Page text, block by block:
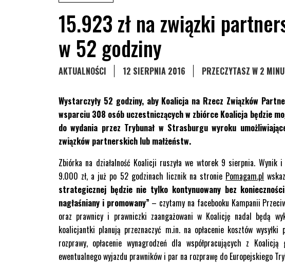
15.923 zł na związki
w 52 godziny
STRONA KATEGORII WPISÓW
AKTUALNOŚCI 12 SIERPNIA 2016 PRZECZYTASZ W 2
Wystarczyły 52 godziny, aby Koalicja na Rzecz Związków
wsparciu 308 osób uczestniczących w zbiórce Koalicja będzie
do wydania przez Trybunał w Strasburgu wyroku
związków partnerskich lub małżeństw.
Zbiórka na działalność Koalicji ruszyła we wtorek 9 sierpnia. Wynik
9.000 zł, a już po 52 godzinach licznik na stronie Pomagam.pl
strategicznej będzie nie tylko kontynuowany bez
nagłaśniany i promowany” – czytamy na facebooku Kampanii
oraz prawnicy i prawniczki zaangażowani w Koalicję nadal będą
koalicjantki planują przeznaczyć m.in. na opłacenie kosztów
rozprawy, opłacenie wynagrodzeń dla współpracujących z
ewentualnego wyjazdu prawników i par na rozprawę do Europejskiego